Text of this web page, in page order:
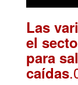
Las
el
para
caídas